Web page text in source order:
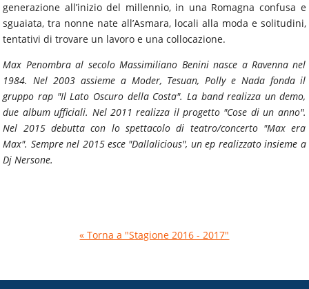
generazione all’inizio del millennio, in una Romagna confusa e
sguaiata, tra nonne nate all’Asmara, locali alla moda e solitudini,
tentativi di trovare un lavoro e una collocazione.
Max Penombra al secolo Massimiliano Benini nasce a Ravenna nel
1984. Nel 2003 assieme a Moder, Tesuan, Polly e Nada fonda il
gruppo rap "Il Lato Oscuro della Costa". La band realizza un demo,
due album ufficiali. Nel 2011 realizza il progetto "Cose di un anno".
Nel 2015 debutta con lo spettacolo di teatro/concerto "Max era
Max". Sempre nel 2015 esce "Dallalicious", un ep realizzato insieme a
Dj Nersone.
« Torna a "Stagione 2016 - 2017"